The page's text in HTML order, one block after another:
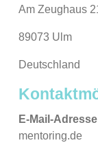
Am Zeughaus
89073 Ulm
Deutschland
E-Mail-
mentoring.de